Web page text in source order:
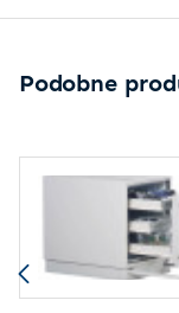
Podobne